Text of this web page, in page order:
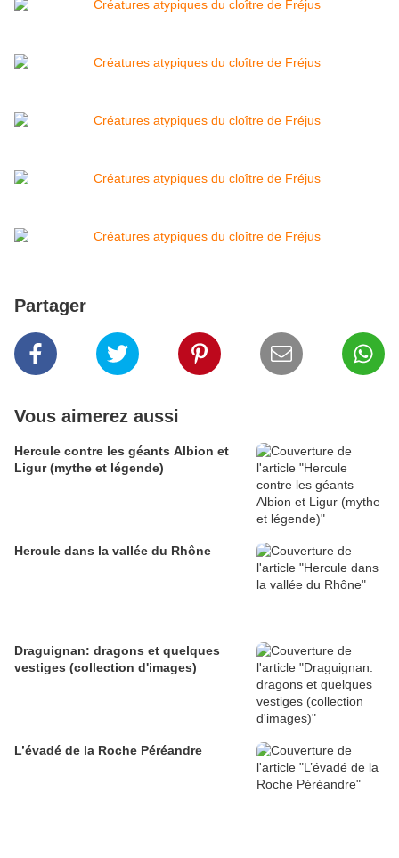
Partager
Vous aimerez aussi
Hercule contre les géants Albion et
Ligur (mythe et légende)
Hercule dans la vallée du Rhône
Draguignan: dragons et quelques
vestiges (collection d'images)
L’évadé de la Roche Péréandre